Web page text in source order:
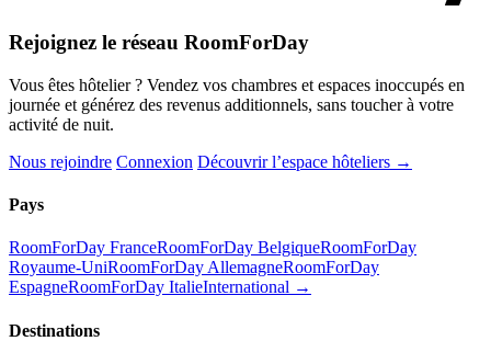
Rejoignez le réseau RoomForDay
Vous êtes hôtelier ? Vendez vos chambres et espaces inoccupés en
journée et générez des revenus additionnels, sans toucher à votre
activité de nuit.
Nous rejoindre Connexion Découvrir l’espace hôteliers →
Pays
RoomForDay FranceRoomForDay BelgiqueRoomForDay
Royaume-UniRoomForDay AllemagneRoomForDay
EspagneRoomForDay ItalieInternational →
Destinations